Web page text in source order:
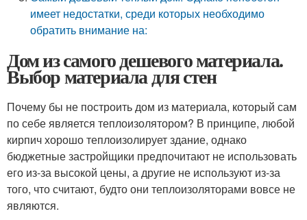
имеет недостатки, среди которых необходимо
обратить внимание на:
Дом из самого дешевого материала.
Выбор материала для стен
Почему бы не построить дом из материала, который сам
по себе является теплоизолятором? В принципе, любой
кирпич хорошо теплоизолирует здание, однако
бюджетные застройщики предпочитают не использовать
его из-за высокой цены, а другие не используют из-за
того, что считают, будто они теплоизоляторами вовсе не
являются.